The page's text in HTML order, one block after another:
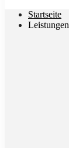
Startseite
Leistungen